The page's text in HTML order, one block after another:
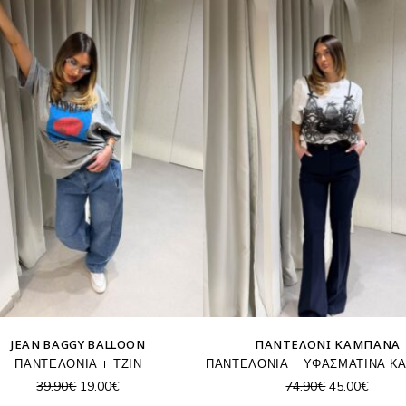
JEAN BAGGY BALLOON
ΠΑΝΤΕΛΟΝΙΑ
ΤΖΙΝ
39.90€ Original
price
19.00€Η
τρέχουσα
ΠΑΝΤΕΛΌΝΙ ΚΑΜΠΆΝΑ
ΠΑΝΤΕΛΟΝΙΑ
ΥΦΑΣΜΑΤΙΝΑ
74.90€ Original
price
45.00€Η